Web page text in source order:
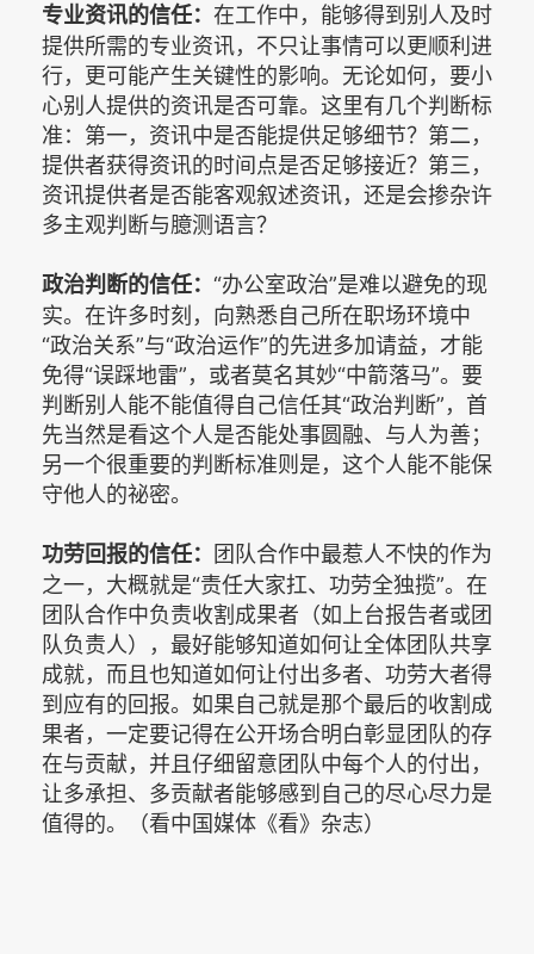
专业资讯的信任： 在工作中，能够得到别人及时
提供所需的专业资讯，不只让事情可以更顺利进
行，更可能产生关键性的影响。无论如何，要小
心别人提供的资讯是否可靠。这里有几个判断标
准：第一，资讯中是否能提供足够细节？第二，
提供者获得资讯的时间点是否足够接近？第三，
资讯提供者是否能客观叙述资讯，还是会掺杂许
多主观判断与臆测语言？
政治判断的信任： “办公室政治”是难以避免的现
实。在许多时刻，向熟悉自己所在职场环境中
“政治关系”与“政治运作”的先进多加请益，才能
免得“误踩地雷”，或者莫名其妙“中箭落马”。要
判断别人能不能值得自己信任其“政治判断”，首
先当然是看这个人是否能处事圆融、与人为善；
另一个很重要的判断标准则是，这个人能不能保
守他人的祕密。
功劳回报的信任：
团队合作中最惹人不快的作为
之一，大概就是“责任大家扛、功劳全独揽”。在
团队合作中负责收割成果者（如上台报告者或团
队负责人），最好能够知道如何让全体团队共享
成就，而且也知道如何让付出多者、功劳大者得
到应有的回报。如果自己就是那个最后的收割成
果者，一定要记得在公开场合明白彰显团队的存
在与贡献，并且仔细留意团队中每个人的付出，
让多承担、多贡献者能够感到自己的尽心尽力是
值得的。（看中国媒体《看》杂志）